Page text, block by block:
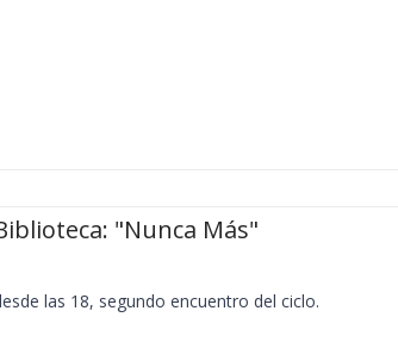
"Nunca Más"
las 18, segundo encuentro del ciclo.